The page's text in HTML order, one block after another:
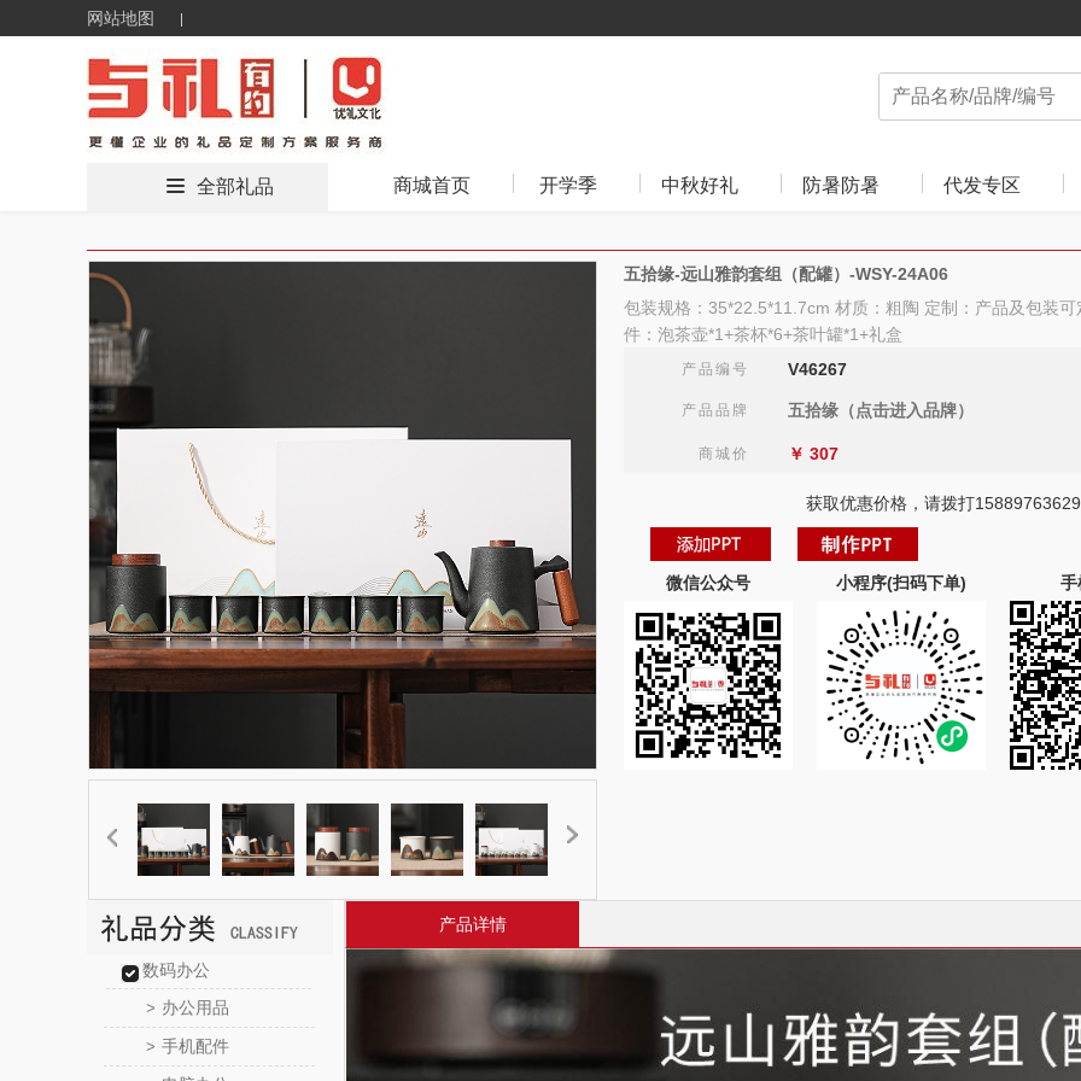
网站地图
全部礼品 商城首页 开学季 中秋好礼 防暑防暑 代发专区
五拾缘-远山雅韵套组（配罐）-WSY-24A06
包装规格：35*22.5*11.7cm 材质：粗陶 定制：产品及包装
件：泡茶壶*1+茶杯*6+茶叶罐*1+礼盒
产品编号 V46267
产品品牌 五拾缘（点击进入品牌）
商城价 ￥ 307
获取优惠价格，请拨打15889763629
微信公众号 小程序(扫码下单) 手
数码办公
> 办公用品
> 手机配件
产品详情